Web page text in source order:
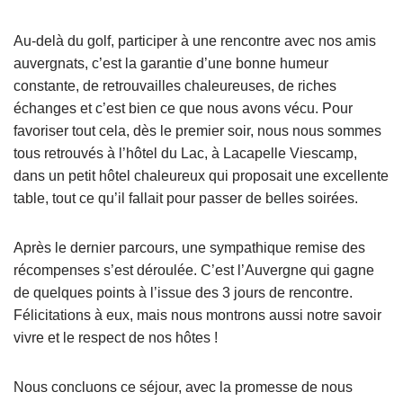
Au-delà du golf, participer à une rencontre avec nos amis
auvergnats, c’est la garantie d’une bonne humeur
constante, de retrouvailles chaleureuses, de riches
échanges et c’est bien ce que nous avons vécu. Pour
favoriser tout cela, dès le premier soir, nous nous sommes
tous retrouvés à l’hôtel du Lac, à Lacapelle Viescamp,
dans un petit hôtel chaleureux qui proposait une excellente
table, tout ce qu’il fallait pour passer de belles soirées.
Après le dernier parcours, une sympathique remise des
récompenses s’est déroulée. C’est l’Auvergne qui gagne
de quelques points à l’issue des 3 jours de rencontre.
Félicitations à eux, mais nous montrons aussi notre savoir
vivre et le respect de nos hôtes !
Nous concluons ce séjour, avec la promesse de nous